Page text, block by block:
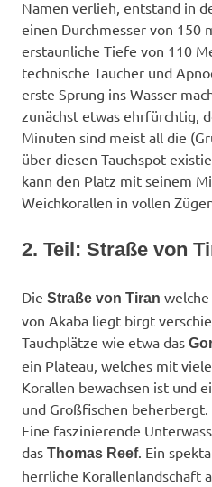
Namen verlieh, entstand in
einen Durchmesser von 150
erstaunliche Tiefe von 110
technische Taucher und
erste Sprung ins Wasser
zunächst etwas ehrfürchtig,
Minuten sind meist all die
über diesen Tauchspot
kann den Platz mit seinem
Weichkorallen in vollen
2. Teil: Straße von
Die Straße von Tiran
von Akaba liegt birgt
Tauchplätze wie etwa das
ein Plateau, welches mit
Korallen bewachsen ist und
und Großfischen beherbergt.
Eine faszinierende
das Thomas Reef. Ein
herrliche Korallenlandschaft